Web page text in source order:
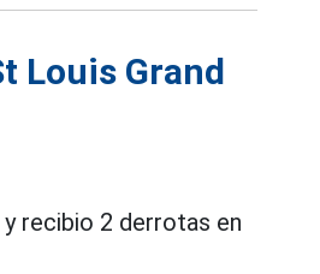
Louis Grand
recibio 2 derrotas en